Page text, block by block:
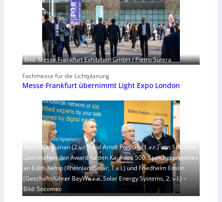
Bild: Messe Frankfurt Exhibition GmbH / Pietro Sutera
Fachmesse für die Lichtplanung
Messe Frankfurt übernimmt Light Expo London
Marc Guirguirian (2.v.r.) und Arndt Freytag (1.v.r.) von Socomec
überreichen den Award fürden Kauf des 500. Speicherprojektes
an Edith Kemp (RheinlandSolar, 1.v.l.) und Friedhelm Enslin
(Geschäftsführer BayWa r.e. Solar Energy Systems, 2. v.l.) –
Bild: Socomec